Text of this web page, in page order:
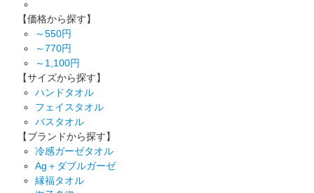
【価格から探す】
～550円
～770円
～1,100円
【サイズから探す】
ハンドタオル
フェイスタオル
バスタオル
【ブランドから探す】
冷感ガーゼタオル
Ag＋ダブルガーゼ
縁福タオル